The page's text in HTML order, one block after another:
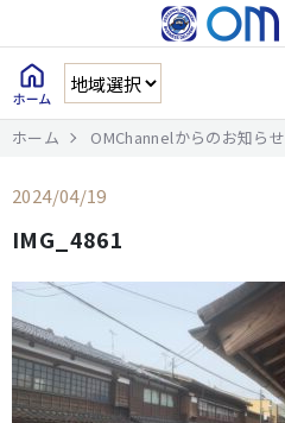
ホーム OMChannelからのお知らせ
2024/04/19
IMG_4861